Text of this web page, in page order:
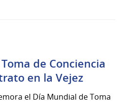
de Conciencia
en la Vejez
el Día Mundial de Toma